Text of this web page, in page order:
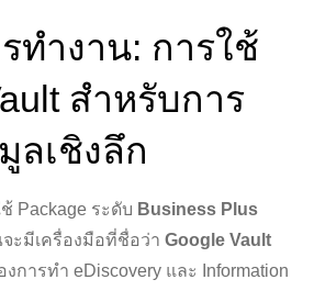
ทำงาน: การใช้
สำหรับการ
ลเชิงลึก
Package ระดับ Business Plus
ะมีเครื่องมือที่ชื่อว่าGoogle Vault
การทำ eDiscovery และ Information